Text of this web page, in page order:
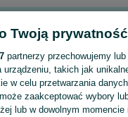
stalowa 50x2
słupki
10x10
deski
Twoją prywatność
partnerzy przechowujemy
urządzeniu, takich jak
w celu przetwarzania
zaakceptować wybory
lub w dowolnym